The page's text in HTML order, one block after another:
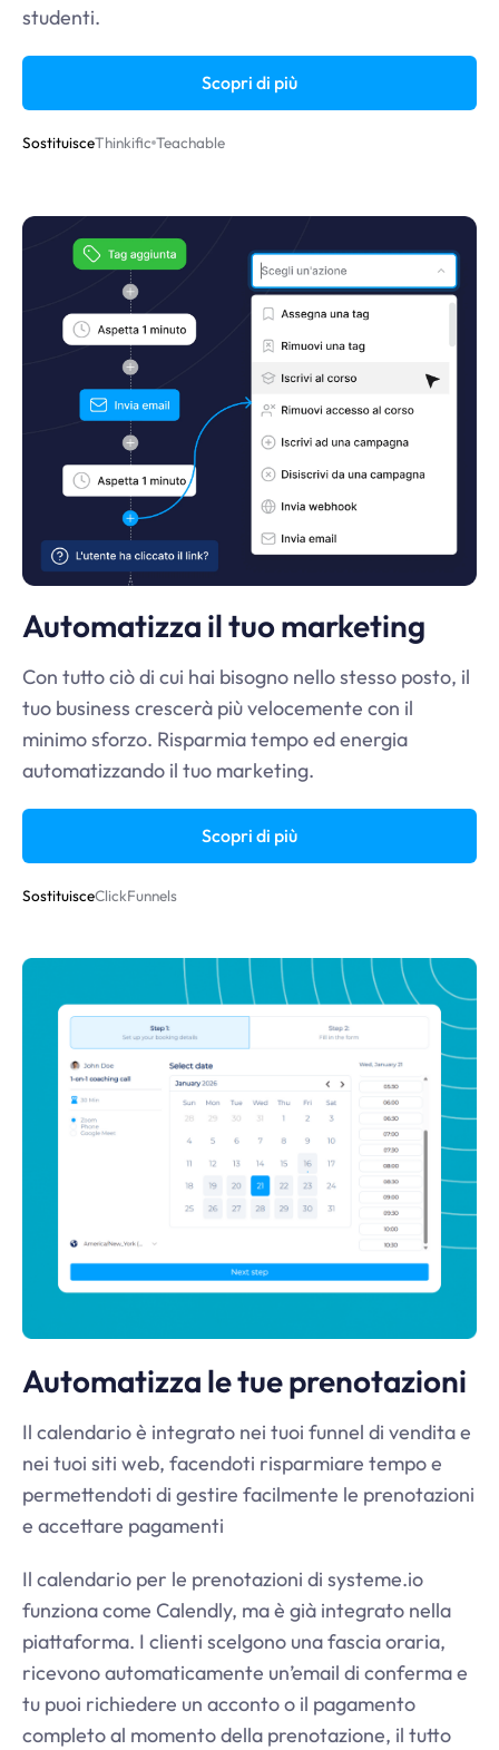
studenti.
Scopri di più
SostituisceThinkific Teachable
Automatizza il tuo marketing
Con tutto ciò di cui hai bisogno nello stesso posto, il
tuo business crescerà più velocemente con il
minimo sforzo. Risparmia tempo ed energia
automatizzando il tuo marketing.
Scopri di più
SostituisceClickFunnels
Automatizza le tue prenotazioni
Il calendario è integrato nei tuoi funnel di vendita e
nei tuoi siti web, facendoti risparmiare tempo e
permettendoti di gestire facilmente le prenotazioni
e accettare pagamenti
Il calendario per le prenotazioni di systeme.io
funziona come Calendly, ma è già integrato nella
piattaforma. I clienti scelgono una fascia oraria,
ricevono automaticamente un’email di conferma e
tu puoi richiedere un acconto o il pagamento
completo al momento della prenotazione, il tutto